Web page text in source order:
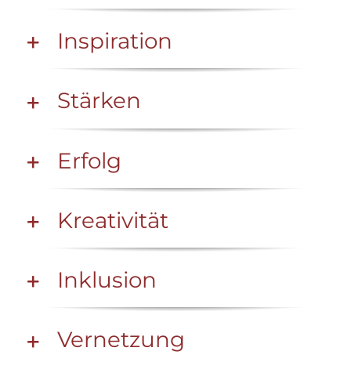
Inspiration
Stärken
Erfolg
Kreativität
Inklusion
Vernetzung